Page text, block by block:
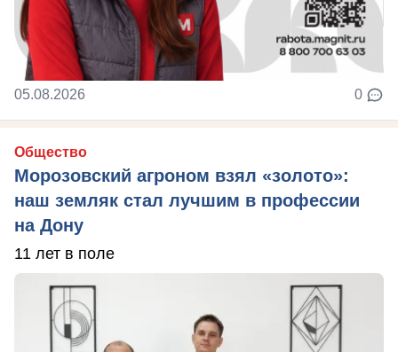
05.08.2026 0
Общество
Морозовский агроном взял «золото»:
наш земляк стал лучшим в профессии
на Дону
11 лет в поле